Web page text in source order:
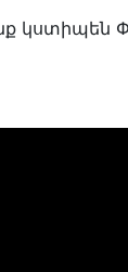
կստիպեն